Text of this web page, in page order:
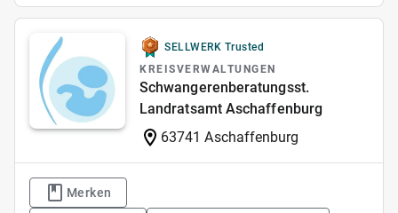
SELLWERK Trusted
KREISVERWALTUNGEN
Schwangerenberatungsst.
Landratsamt Aschaffenburg
63741 Aschaffenburg
Merken